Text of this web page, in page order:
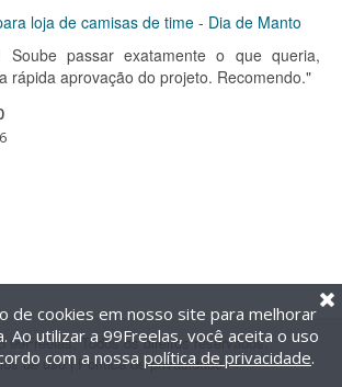
loja de camisas de time - Dia de Manto
Soube passar exatamente o que queria,
rápida aprovação do projeto. Recomendo."
99Freelas. Todos os direitos reservados.
de uso| Política de privacidade
de cookies em nosso site para melhorar
Ao utilizar a 99Freelas, você aceita o uso
com a nossa política de privacidade.